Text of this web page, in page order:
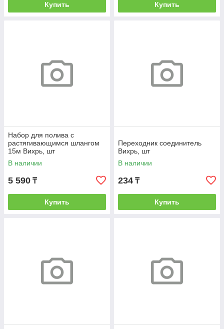
Купить Купить
Набор для полива с
растягивающимся шлангом
15м Вихрь, шт
В наличии
5 590 ₸
Купить
Переходник соединитель
Вихрь, шт
В наличии
234 ₸
Купить